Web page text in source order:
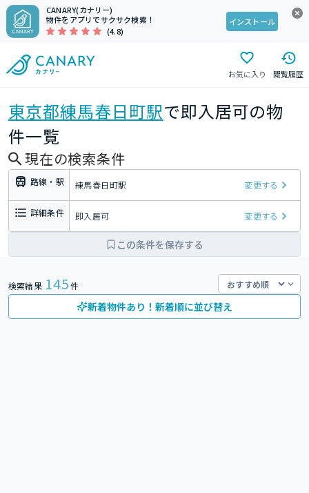
CANARY(カナリー)
物件をアプリでサクサク検索！
(4.8)
インストール
お気に入り 閲覧履歴
東京都練馬春日町駅で即入居可の物
件一覧
現在の検索条件
路線・駅 練馬春日町駅 変更する
詳細条件 即入居可 変更する
この条件を保存する
検索結果 145件
新着物件あり！新着順に並び替え